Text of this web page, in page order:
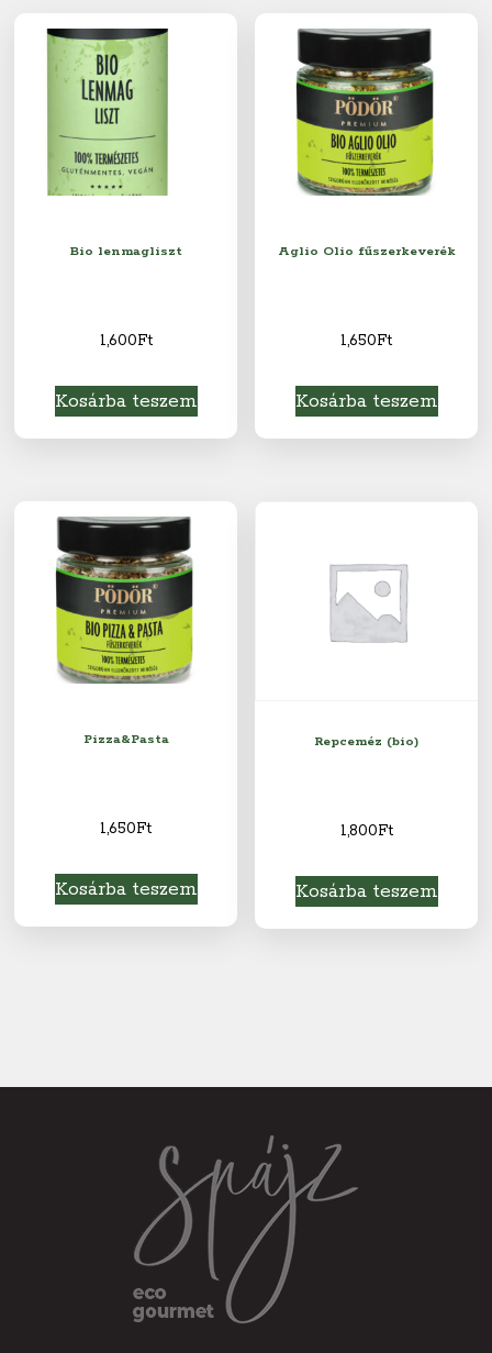
Bio lenmagliszt
1,600Ft
Kosárba teszem
Aglio Olio fűszerkeverék
1,650Ft
Kosárba teszem
Pizza&Pasta
1,650Ft
Kosárba teszem
Repceméz (bio)
1,800Ft
Kosárba teszem